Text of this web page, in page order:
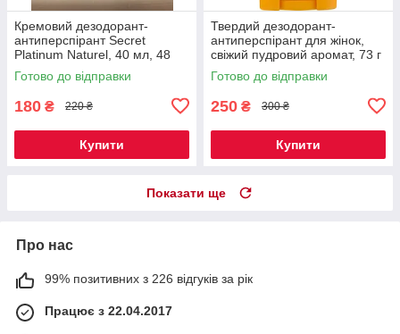
Кремовий дезодорант-
антиперспірант Secret
Platinum Naturel, 40 мл, 48
годин захисту від поту та
запаху
Готово до відправки
180 ₴ 220 ₴
Купити
Твердий дезодорант-
антиперспірант для жінок,
свіжий пудровий аромат, 73 г
Arm & Hammer
Готово до відправки
250 ₴ 300 ₴
Купити
Показати ще
Про нас
99% позитивних з 226 відгуків за рік
Працює з 22.04.2017